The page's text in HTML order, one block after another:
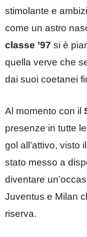
stimolante e
come un astro
classe ’97 si è
quella verve che
dai suoi coetanei
Al momento con il
presenze in tutte
gol all’attivo, visto
stato messo a
diventare
Juventus e Milan
riserva.